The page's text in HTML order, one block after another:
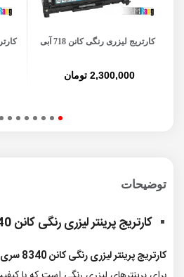
کارتریج لیزری رنگی کانن 718 آبی
2,300,000 تومان
توضیحات
کارتریج پرینتر لیزری رنگی کانن 8340
کارتریج پرینتر لیزری رنگی کانن 8340 سری کامل،